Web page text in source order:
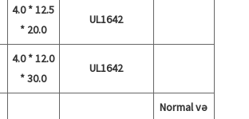
4.0 * 12.5
* 20.0
UL1642
4.0 * 12.0
* 30.0
UL1642
Normal və